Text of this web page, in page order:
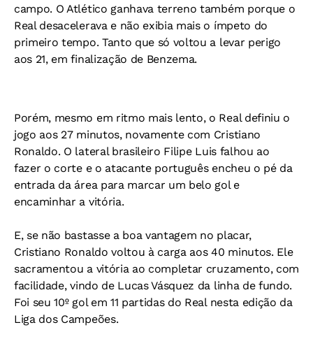
campo. O Atlético ganhava terreno também porque o
Real desacelerava e não exibia mais o ímpeto do
primeiro tempo. Tanto que só voltou a levar perigo
aos 21, em finalização de Benzema.
Porém, mesmo em ritmo mais lento, o Real definiu o
jogo aos 27 minutos, novamente com Cristiano
Ronaldo. O lateral brasileiro Filipe Luis falhou ao
fazer o corte e o atacante português encheu o pé da
entrada da área para marcar um belo gol e
encaminhar a vitória.
E, se não bastasse a boa vantagem no placar,
Cristiano Ronaldo voltou à carga aos 40 minutos. Ele
sacramentou a vitória ao completar cruzamento, com
facilidade, vindo de Lucas Vásquez da linha de fundo.
Foi seu 10º gol em 11 partidas do Real nesta edição da
Liga dos Campeões.